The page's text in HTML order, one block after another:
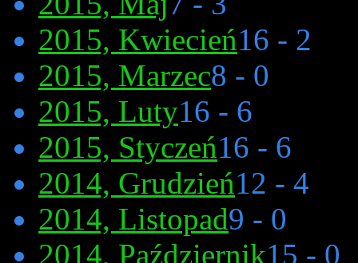
2015, Kwiecień16 - 2
2015, Marzec8 - 0
2015, Luty16 - 6
2015, Styczeń16 - 6
2014, Grudzień12 - 4
2014, Listopad9 - 0
2014, Październik15 - 0